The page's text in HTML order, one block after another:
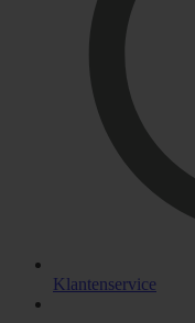
Klantenservice